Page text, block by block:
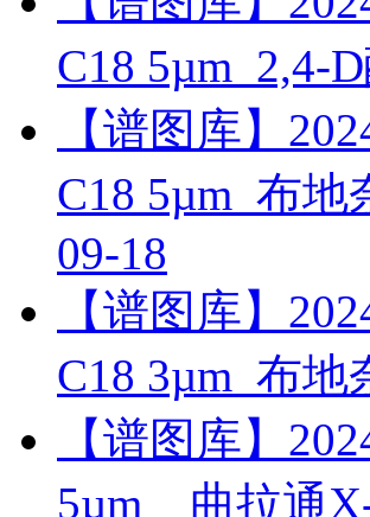
C18 5µm_2,4-D
【谱图库】
C18 5µm_布
09-18
【谱图库】
C18 3µm_布
【谱图库】
5µm__曲拉通